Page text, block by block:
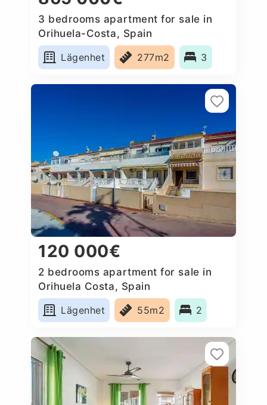
3 bedrooms apartment for sale in
Orihuela-Costa, Spain
Lägenhet
277m2 3
120 000€
2 bedrooms apartment for sale in
Orihuela Costa, Spain
Lägenhet
55m2 2